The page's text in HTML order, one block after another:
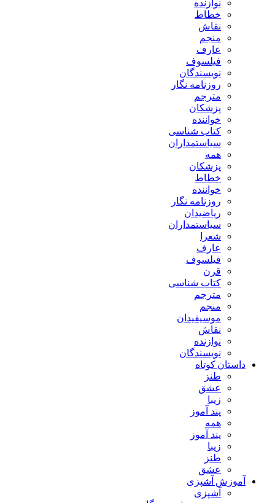
نوازنده
خطاط
نقاش
منجم
عارف
فیلسوف
نویسندگان
روزنامه نگار
مترجم
پزشکان
خواننده
کتاب شناسی
سیاستمداران
همه
پزشکان
خطاط
خواننده
روزنامه نگار
ریاضیدان
سیاستمداران
شعرا
عارف
فیلسوف
قرن
کتاب شناسی
مترجم
منجم
موسیقیدان
نقاش
نوازنده
نویسندگان
داستان کوتاه
طنز
عشق
زیبا
پند آموز
همه
پند آموز
زیبا
طنز
عشق
آموزش آشپزی
آشپزی